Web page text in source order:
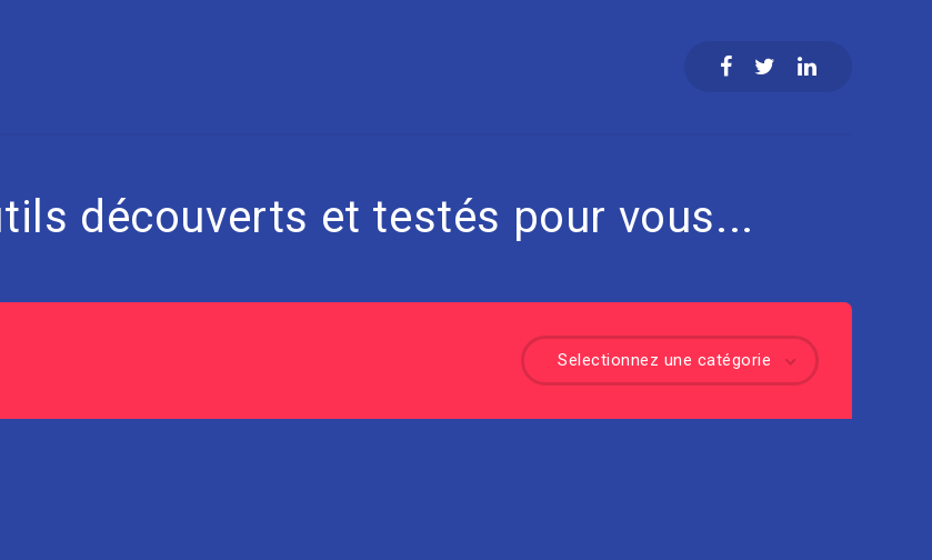
découverts et testés pour vous...
Selectionnez une catégorie